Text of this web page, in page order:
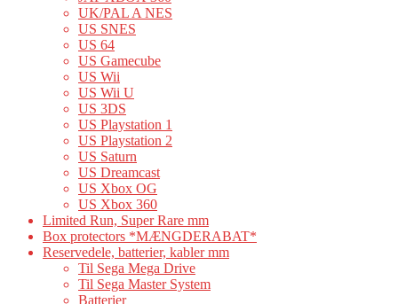
UK/PAL A NES
US SNES
US 64
US Gamecube
US Wii
US Wii U
US 3DS
US Playstation 1
US Playstation 2
US Saturn
US Dreamcast
US Xbox OG
US Xbox 360
Limited Run, Super Rare mm
Box protectors *MÆNGDERABAT*
Reservedele, batterier, kabler mm
Til Sega Mega Drive
Til Sega Master System
Batterier